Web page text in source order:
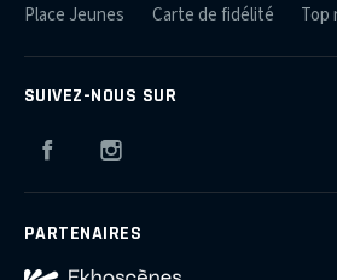
Place Jeunes
Carte de fidélité Top
SUIVEZ-NOUS SUR
Facebook
PARTENAIRES